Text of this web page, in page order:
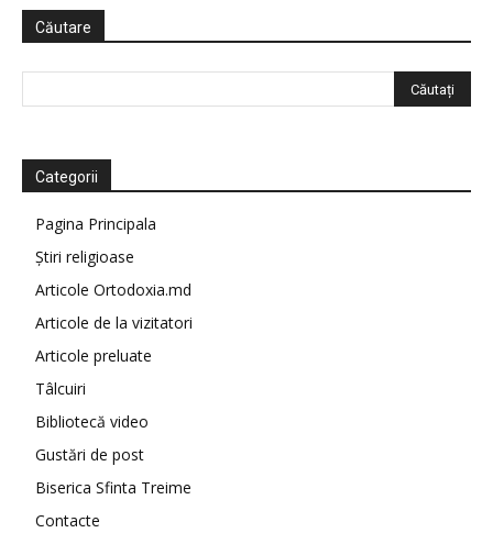
Căutare
Categorii
Pagina Principala
Știri religioase
Articole Ortodoxia.md
Articole de la vizitatori
Articole preluate
Tâlcuiri
Bibliotecă video
Gustări de post
Biserica Sfinta Treime
Contacte